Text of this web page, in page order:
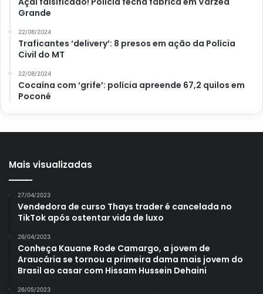
Avalie este post post
loteria
Grande
22/08/2024
Traficantes ‘delivery’: 8 presos em ação da Polícia
Civil do MT
22/08/2024
Cocaína com ‘grife’: polícia apreende 67,2 quilos em
Poconé
Mais visualizadas
27/04/2023
Vendedora de curso Thays trader é cancelada no
TikTok após ostentar vida de luxo
26/04/2023
Conheça Kauane Rode Camargo, a jovem de
Araucária se tornou a primeira dama mais jovem do
Brasil ao casar com Hissam Hussein Dehaini
26/05/2023